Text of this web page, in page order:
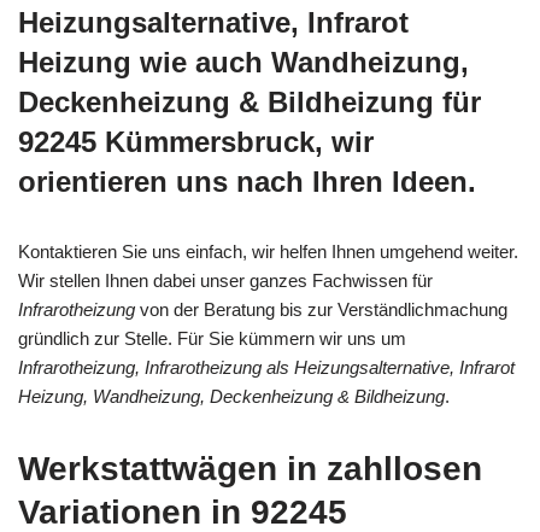
Heizungsalternative, Infrarot
Heizung wie auch Wandheizung,
Deckenheizung & Bildheizung für
92245 Kümmersbruck, wir
orientieren uns nach Ihren Ideen.
Kontaktieren Sie uns einfach, wir helfen Ihnen umgehend weiter.
Wir stellen Ihnen dabei unser ganzes Fachwissen für
Infrarotheizung von der Beratung bis zur Verständlichmachung
gründlich zur Stelle. Für Sie kümmern wir uns um
Infrarotheizung, Infrarotheizung als Heizungsalternative, Infrarot
Heizung, Wandheizung, Deckenheizung & Bildheizung.
Werkstattwägen in zahllosen
Variationen in 92245